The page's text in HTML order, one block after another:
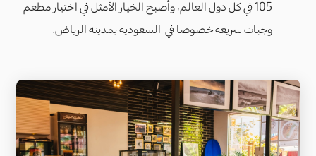
105 في كل دول العالم، وأصبح الخيار الأمثل في اختيار مطعم
وجبات سريعه خصوصا في السعوديه بمدينه الرياض.